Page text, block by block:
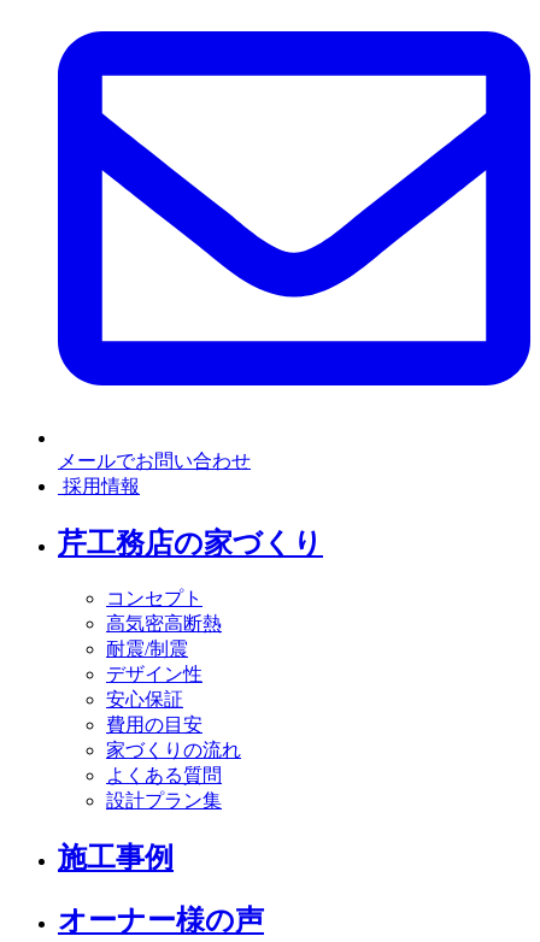
メールでお問い合わせ
採用情報
芹工務店の家づくり
コンセプト
高気密高断熱
耐震/制震
デザイン性
安心保証
費用の目安
家づくりの流れ
よくある質問
設計プラン集
施工事例
オーナー様の声